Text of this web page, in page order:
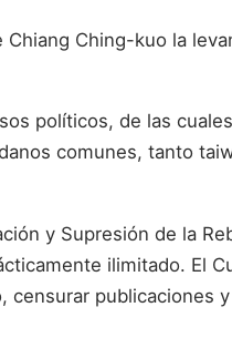
Ching-kuo la
políticos, de las
comunes, tanto
y Supresión de la
ilimitado. El
publicaciones